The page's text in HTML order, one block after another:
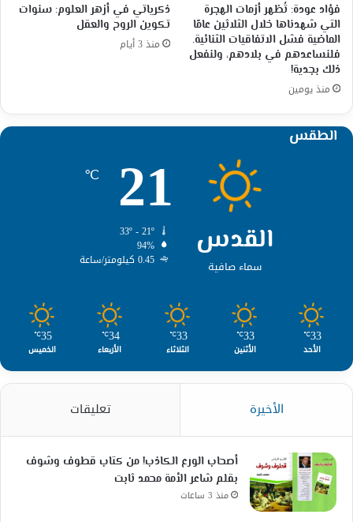
فؤاد عودة: تُظهر أزمات الهجرة
التي شهدناها خلال الثلاثين عامًا
الماضية فشل الاتفاقيات الثنائية.
فلنساعدهم في بلادهم، ولنفعل
ذلك بجدية!
منذ يومين
ذكرياتي في أزهر العلوم: سنوات
تكوين الروح والعقل
منذ 3 أيام
الطقس
القدس
سماء صافية
21
℃
94%
0.45 كيلومتر/ساعة
33
℃
الأحد
33
℃
الأثنين
33
℃
الثلاثاء
34
℃
الأربعاء
35
℃
الخميس
الأخيرة تعليقات
أصحاب الورع الكاذب! من كتاب قطوف وشوف
بقلم شاعر الأمة محمد ثابت
منذ 3 ساعات